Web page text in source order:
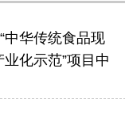
中华传统食品现
化示范”项目中